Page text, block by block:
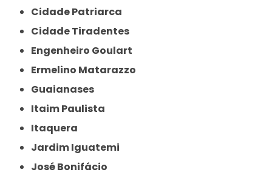
Cidade Patriarca
Cidade Tiradentes
Engenheiro Goulart
Ermelino Matarazzo
Guaianases
Itaim Paulista
Itaquera
Jardim Iguatemi
José Bonifácio